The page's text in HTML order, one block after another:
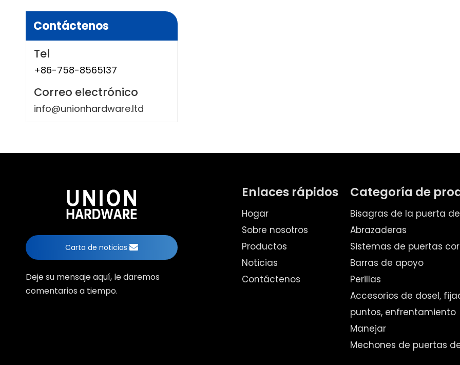
Contáctenos
Tel
+86-758-8565137
Correo electrónico
info@unionhardware.ltd
Carta de noticias
Deje su mensaje aquí, le daremos
comentarios a tiempo.
Enlaces rápidos
Hogar
Sobre nosotros
Productos
Noticias
Contáctenos
Categoría de
Bisagras de la puerta
Abrazaderas
Sistemas de puertas
Barras de apoyo
Perillas
Accesorios de dosel,
puntos, enfrentamiento
Manejar
Mechones de puertas